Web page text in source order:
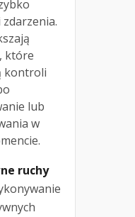
które
kontroli
lub
w
ruchy